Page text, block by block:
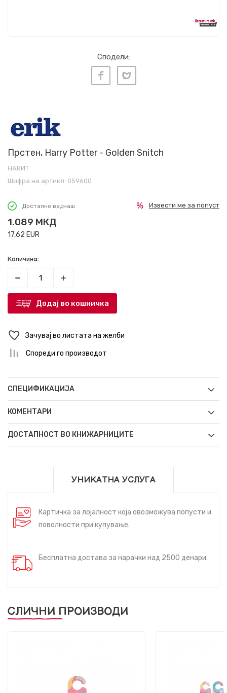
Сподели:
Прстен, Harry Potter - Golden Snitch
НАКИТ
Шифра на артикл: 059600
Достапно веднаш
1.089 МКД
17,62 EUR
Извести ме за попуст
Количина:
Додај во кошничка
Зачувај во листата на желби
Спореди го производот
СПЕЦИФИКАЦИЈА
КОМЕНТАРИ
ДОСТАПНОСТ ВО КНИЖАРНИЦИТЕ
УНИКАТНА УСЛУГА
Картичка за лојалност која овозможува попусти и
поволности при купување.
Бесплатна достава за нарачки над 2500 денари.
СЛИЧНИ ПРОИЗВОДИ